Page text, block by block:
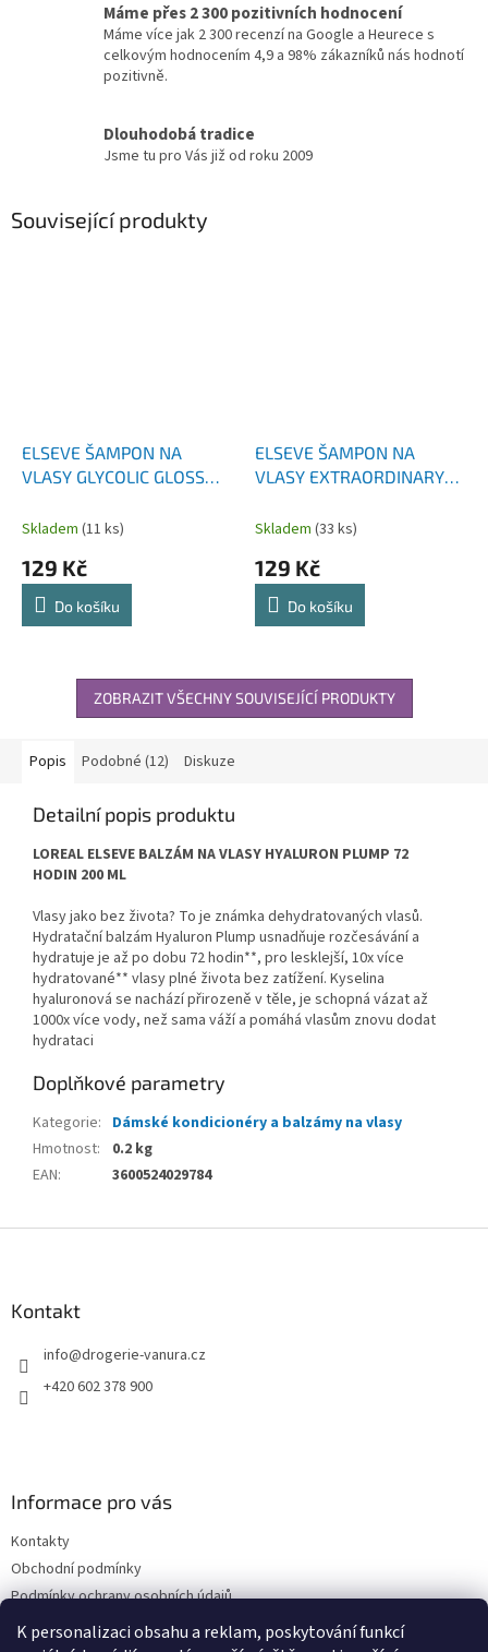
K personalizaci obsahu a reklam, poskytování funkcí
Máme přes 2 300 pozitivních hodnocení
Máme více jak 2 300 recenzí na Google a Heurece s
celkovým hodnocením 4,9 a 98% zákazníků nás hodnotí
pozitivně.
Dlouhodobá tradice
Jsme tu pro Vás již od roku 2009
Související produkty
ELSEVE ŠAMPON NA
VLASY GLYCOLIC GLOSS
Skladem (11 ks)
129 Kč
Do košíku
ELSEVE ŠAMPON NA
VLASY EXTRAORDINARY
Skladem (33 ks)
129 Kč
Do košíku
ZOBRAZIT VŠECHNY SOUVISEJÍCÍ PRODUKTY
Popis Podobné (12) Diskuze
Detailní popis produktu
LOREAL ELSEVE BALZÁM NA VLASY HYALURON PLUMP 72
HODIN 200 ML
Vlasy jako bez života? To je známka dehydratovaných vlasů.
Hydratační balzám Hyaluron Plump usnadňuje rozčesávání a
hydratuje je až po dobu 72 hodin**, pro lesklejší, 10x více
hydratované** vlasy plné života bez zatížení. Kyselina
hyaluronová se nachází přirozeně v těle, je schopná vázat až
1000x více vody, než sama váží a pomáhá vlasům znovu dodat
hydrataci
Doplňkové parametry
Kategorie: Dámské kondicionéry a balzámy na vlasy
Hmotnost:
0.2 kg
EAN: 3600524029784
Kontakt
info@drogerie-vanura.cz
+420 602 378 900
Informace pro vás
Kontakty
Obchodní podmínky
Podmínky ochrany osobních údajů
Dodací a platební podmínky